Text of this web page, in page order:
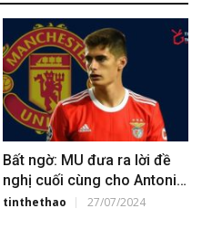
Bất ngờ: MU đưa ra lời đề
nghị cuối cùng cho Antonio
Silva
tinthethao 27/07/2024